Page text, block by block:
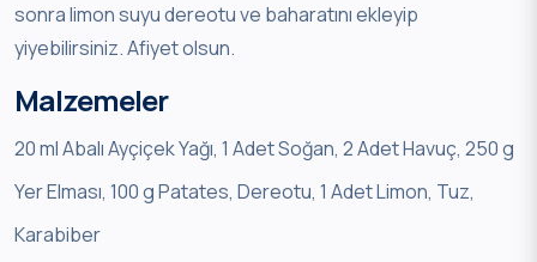
sonra limon suyu dereotu ve baharatını ekleyip
yiyebilirsiniz. Afiyet olsun.
Malzemeler
20 ml Abalı Ayçiçek Yağı, 1 Adet Soğan, 2 Adet Havuç, 250 g
Yer Elması, 100 g Patates, Dereotu, 1 Adet Limon, Tuz,
Karabiber